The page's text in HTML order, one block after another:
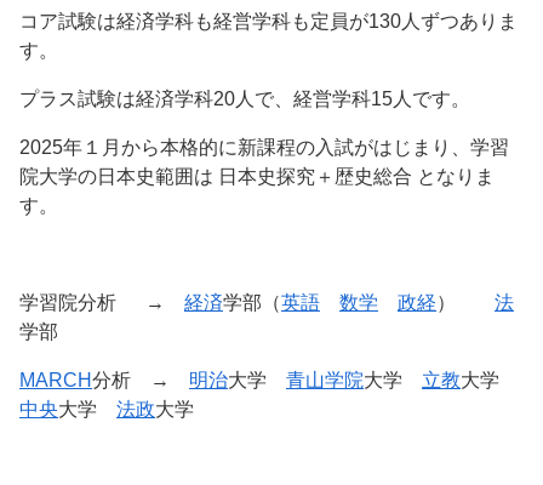
コア試験は経済学科も経営学科も定員が130人ずつありま
す。
プラス試験は経済学科20人で、経営学科15人です。
2025年１月から本格的に新課程の入試がはじまり、学習
院大学の日本史範囲は 日本史探究＋歴史総合 となりま
す。
学習院分析 → 経済学部（英語 数学 政経） 法
学部
MARCH分析 → 明治大学 青山学院大学 立教大学
中央大学 法政大学